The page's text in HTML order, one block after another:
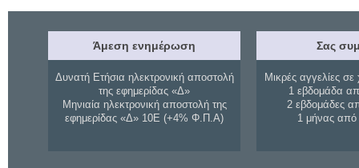
Άμεση ενημέρωση
Δυνατή Ετήσια ηλεκτρονική αποστολή
της εφημερίδας «Δ»
Μηνιαία ηλεκτρονική αποστολή της
εφημερίδας «Δ» 10Ε (+4% Φ.Π.Α)
Σας
Μικρές αγγελίες σε
1 εβδομάδα
2 εβδομάδες
1 μήνας